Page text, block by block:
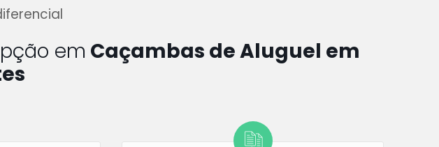
em Caçambas de Aluguel em